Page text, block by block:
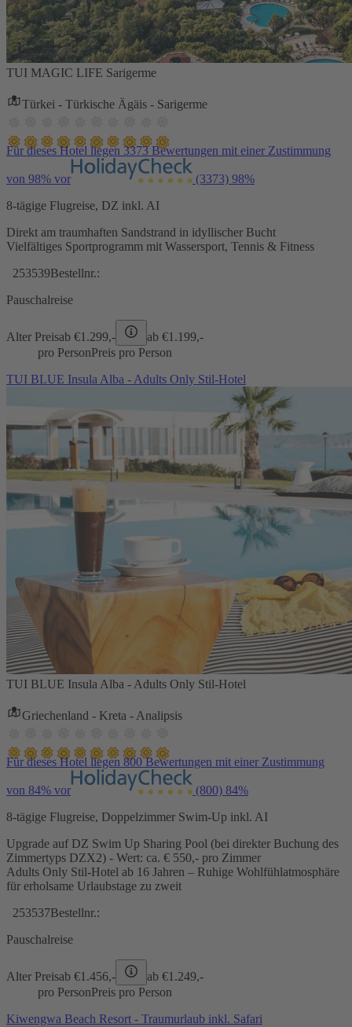
TUI MAGIC LIFE Sarigerme
Türkei - Türkische Ägäis - Sarigerme
Für dieses Hotel liegen 3373 Bewertungen mit einer Zustimmung
von 98% vor (3373) 98%
8-tägige Flugreise, DZ inkl. AI
Direkt am traumhaften Sandstrand in idyllischer Bucht
Vielfältiges Sportprogramm mit Wassersport, Tennis & Fitness
253539Bestellnr.:
Pauschalreise
Alter Preisab €1.299,- ab €1.199,-
pro PersonPreis pro Person
TUI BLUE Insula Alba - Adults Only Stil-Hotel
TUI BLUE Insula Alba - Adults Only Stil-Hotel
Griechenland - Kreta - Analipsis
Für dieses Hotel liegen 800 Bewertungen mit einer Zustimmung
von 84% vor (800) 84%
8-tägige Flugreise, Doppelzimmer Swim-Up inkl. AI
Upgrade auf DZ Swim Up Sharing Pool (bei direkter Buchung des
Zimmertyps DZX2) - Wert: ca. € 550,- pro Zimmer
Adults Only Stil-Hotel ab 16 Jahren – Ruhige Wohlfühlatmosphäre
für erholsame Urlaubstage zu zweit
253537Bestellnr.:
Pauschalreise
Alter Preisab €1.456,- ab €1.249,-
pro PersonPreis pro Person
Kiwengwa Beach Resort - Traumurlaub inkl. Safari